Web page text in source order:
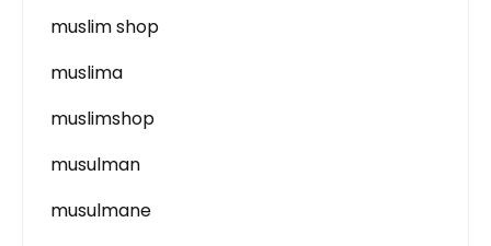
muslim shop
muslima
muslimshop
musulman
musulmane